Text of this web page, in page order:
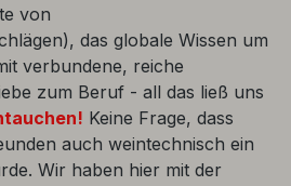
von
das globale Wissen um
verbundene, reiche
zum Beruf - all das ließ uns
Keine Frage, dass
auch weintechnisch ein
Wir haben hier mit der